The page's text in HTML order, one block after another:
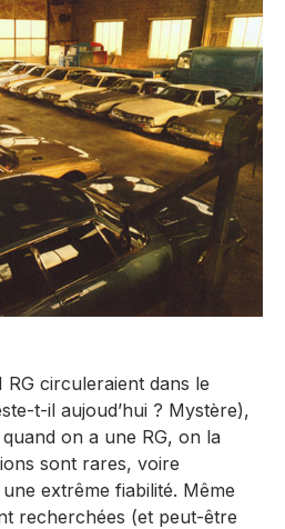
circuleraient dans le
t-il aujoud’hui ? Mystère),
on a une RG, on la
sont rares, voire
extrême fiabilité. Même
recherchées (et peut-être